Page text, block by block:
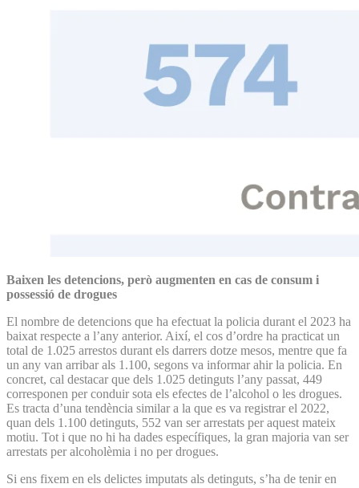
Baixen les detencions, però augmenten en cas de consum i
possessió de drogues
El nombre de detencions que ha efectuat la policia durant el 2023 ha
baixat respecte a l’any anterior. Així, el cos d’ordre ha practicat un
total de 1.025 arrestos durant els darrers dotze mesos, mentre que fa
un any van arribar als 1.100, segons va informar ahir la policia. En
concret, cal destacar que dels 1.025 detinguts l’any passat, 449
corresponen per conduir sota els efectes de l’alcohol o les drogues.
Es tracta d’una tendència similar a la que es va registrar el 2022,
quan dels 1.100 detinguts, 552 van ser arrestats per aquest mateix
motiu. Tot i que no hi ha dades específiques, la gran majoria van ser
arrestats per alcoholèmia i no per drogues.
Si ens fixem en els delictes imputats als detinguts, s’ha de tenir en